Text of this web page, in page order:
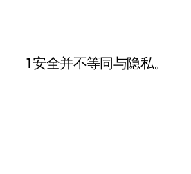
1 安全并不等同与隐私。